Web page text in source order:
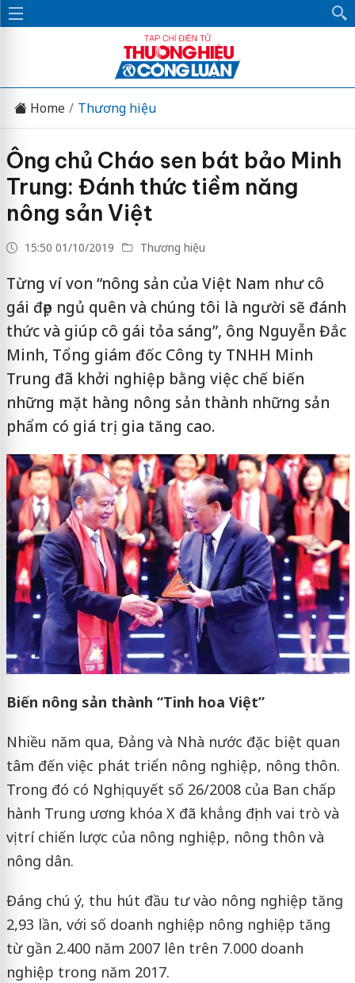
Home Thương hiệu
Ông chủ Cháo sen bát bảo Minh
Trung: Đánh thức tiềm năng
nông sản Việt
15:50 01/10/2019 Thương hiệu
Từng ví von “nông sản của Việt Nam như cô
gái đẹp ngủ quên và chúng tôi là người sẽ đánh
thức và giúp cô gái tỏa sáng”, ông Nguyễn Đắc
Minh, Tổng giám đốc Công ty TNHH Minh
Trung đã khởi nghiệp bằng việc chế biến
những mặt hàng nông sản thành những sản
phẩm có giá trị gia tăng cao.
Biến nông sản thành “Tinh hoa Việt”
Nhiều năm qua, Đảng và Nhà nước đặc biệt quan
tâm đến việc phát triển nông nghiệp, nông thôn.
Trong đó có Nghị quyết số 26/2008 của Ban chấp
hành Trung ương khóa X đã khẳng định vai trò và
vị trí chiến lược của nông nghiệp, nông thôn và
nông dân.
Đáng chú ý, thu hút đầu tư vào nông nghiệp tăng
2,93 lần, với số doanh nghiệp nông nghiệp tăng
từ gần 2.400 năm 2007 lên trên 7.000 doanh
nghiệp trong năm 2017.